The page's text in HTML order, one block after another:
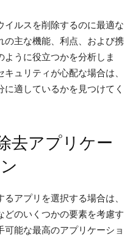
イルスを削除するのに最適な
の主な機能、利点、および携
うに役立つかを分析しま
ュリティが心配な場合は、
適しているかを見つけてく
去アプリケー
アプリを選択する場合は、
のいくつかの要素を考慮す
能な最高のアプリケーショ